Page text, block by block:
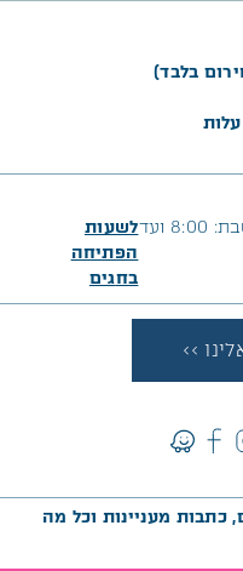
בלבד)
ימים ב’, ג’, ה’, שבת: 8:00 ועדלשעות
הפתיחה
בחגים
>>
כתבות מעניינות וכל מה